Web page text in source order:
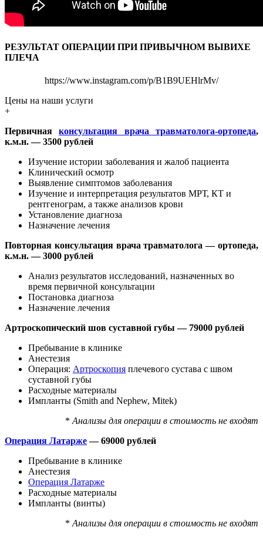
РЕЗУЛЬТАТ ОПЕРАЦИИ ПРИ ПРИВЫЧНОМ ВЫВИХЕ
ПЛЕЧА
https://www.instagram.com/p/B1B9UEHlrMv/
Цены на наши услуги
+
Первичнаяконсультация врача травматолога-ортопеда,
к.м.н. — 3500 рублей
Изучение истории заболевания и жалоб пациента
Клинический осмотр
Выявление симптомов заболевания
Изучение и интерпретация результатов МРТ, КТ и
рентгенограм, а также анализов крови
Установление диагноза
Назначение лечения
Повторная консультация врача травматолога — ортопеда,
к.м.н. — 3000 рублей
Анализ результатов исследований, назначенных во
время первичной консультации
Постановка диагноза
Назначение лечения
Артроскопический шов суставной губы — 79000 рублей
Пребывание в клинике
Анестезия
Операция: Артроскопия плечевого сустава с швом
суставной губы
Расходные материалы
Импланты (Smith and Nephew, Mitek)
* Анализы для операции в стоимость не входят
Операция Латарже— 69000 рублей
Пребывание в клинике
Анестезия
Операция Латарже
Расходные материалы
Импланты (винты)
* Анализы для операции в стоимость не входят